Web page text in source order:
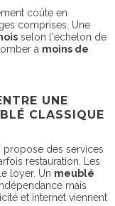
coûte en
comprises. Une
selon l'échelon de
à moins de
UNE
CLASSIQUE
propose des services
restauration. Les
loyer. Un meublé
mais
et internet viennent